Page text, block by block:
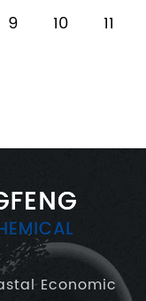
9 10
11
Economic